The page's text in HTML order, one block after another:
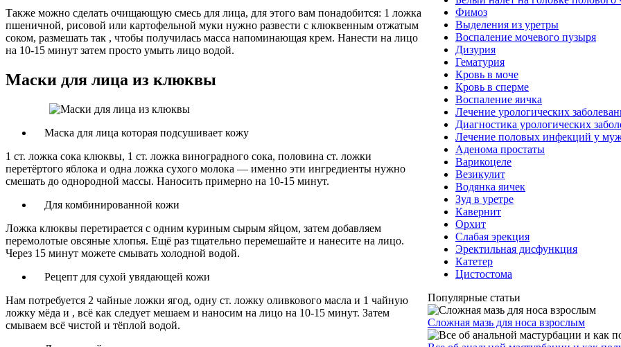
Также можно сделать очищающую смесь для лица, для этого вам понадобится: 1 ложка
пшеничной, рисовой или картофельной муки нужно развести с клюквенным отжатым
соком, размешать так , чтобы получилась масса напоминающая крем. Нанести на лицо
на 10-15 минут затем просто умыть лицо водой.
Маски для лица из клюквы
Маска для лица которая подсушивает кожу
1 ст. ложка сока клюквы, 1 ст. ложка виноградного сока, половина ст. ложки
перетёртого яблока и одна ложка сухого молока — именно эти ингредиенты нужно
смешать до однородной массы. Наносить примерно на 10-15 минут.
Для комбинированной кожи
Ложка клюквы перетирается с одним куриным сырым яйцом, затем добавляем
перемолотые овсяные хлопья. Ещё раз тщательно перемешайте и нанесите на лицо.
Через 15 минут можете смывать холодной водой.
Рецепт для сухой увядающей кожи
Нам потребуется 2 чайные ложки ягод, одну ст. ложку оливкового масла и 1 чайную
ложку мёда и , всё как следует мешаем и наносим на лицо на 10-15 минут. Затем
смываем всё чистой и тёплой водой.
Фимоз
Выделения из уретры
Воспаление мочевого пузыря
Дизурия
Гематурия
Кровь в моче
Кровь в сперме
Воспаление яичка
Лечение урологических
Диагностика урологических
Лечение половых инфекций у
Аденома простаты
Варикоцеле
Везикулит
Водянка яичек
Зуд в уретре
Кавернит
Орхит
Слабая эрекция
Эректильная дисфункция
Катетер
Цистостома
Популярные статьи
Сложная мазь для носа взрослым